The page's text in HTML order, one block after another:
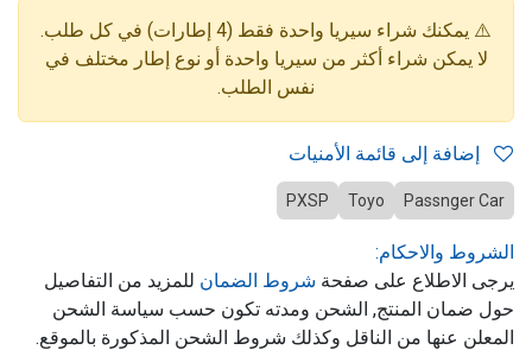
⚠️ يمكنك شراء سيريا واحدة فقط (4 إطارات) في كل طلب.
لا يمكن شراء أكثر من سيريا واحدة أو نوع إطار مختلف في
نفس الطلب.
Passnger Car
Toyo
PXSP
الشروط والاحكام:
يرجى الاطلاع على صفحة شروط الضمان للمزيد من التفاصيل
حول ضمان المنتج, الشحن ومدته تكون حسب سياسة الشحن
المعلن عنها من الناقل وكذلك شروط الشحن المذكورة بالموقع.